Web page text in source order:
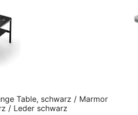
Table, schwarz / Marmor
/ Leder schwarz